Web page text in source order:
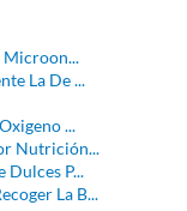
Microon...
La De ...
...
Nutrición...
Dulces P...
La B...